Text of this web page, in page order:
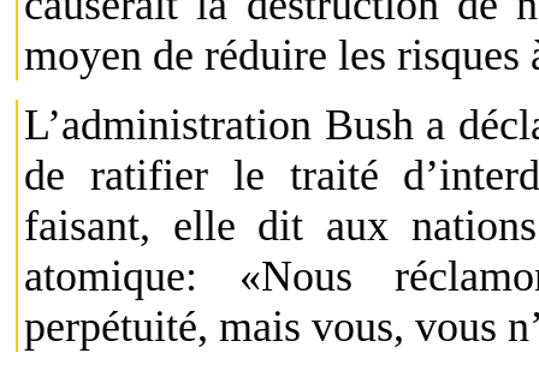
moyen de réduire les
L’administration Bush a
de ratifier le traité
faisant, elle dit aux
atomique: «Nous
perpétuité, mais vous, vous